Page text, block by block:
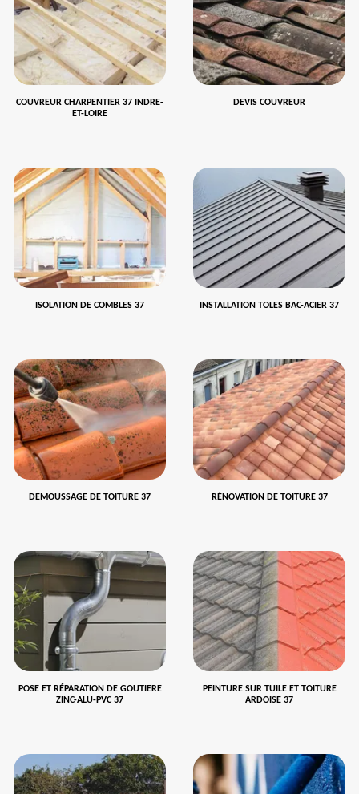
COUVREUR CHARPENTIER 37 INDRE-
ET-LOIRE
DEVIS COUVREUR
ISOLATION DE COMBLES 37 INSTALLATION TOLES BAC-ACIER 37
DEMOUSSAGE DE TOITURE 37 RÉNOVATION DE TOITURE 37
POSE ET RÉPARATION DE GOUTIERE
ZINC-ALU-PVC 37
PEINTURE SUR TUILE ET TOITURE
ARDOISE 37